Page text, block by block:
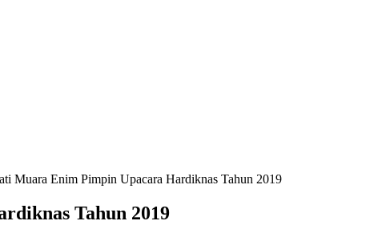
Muara Enim Pimpin Upacara Hardiknas Tahun 2019
Tahun 2019